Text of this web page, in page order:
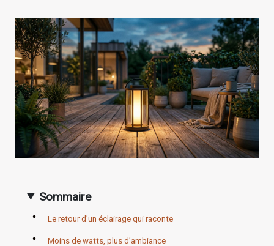
Sommaire
Le retour d’un éclairage qui raconte
Moins de watts, plus d’ambiance